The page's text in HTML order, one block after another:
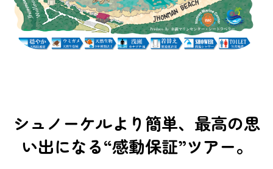
シュノーケルより簡単、最高の思
い出になる“感動保証”ツアー。